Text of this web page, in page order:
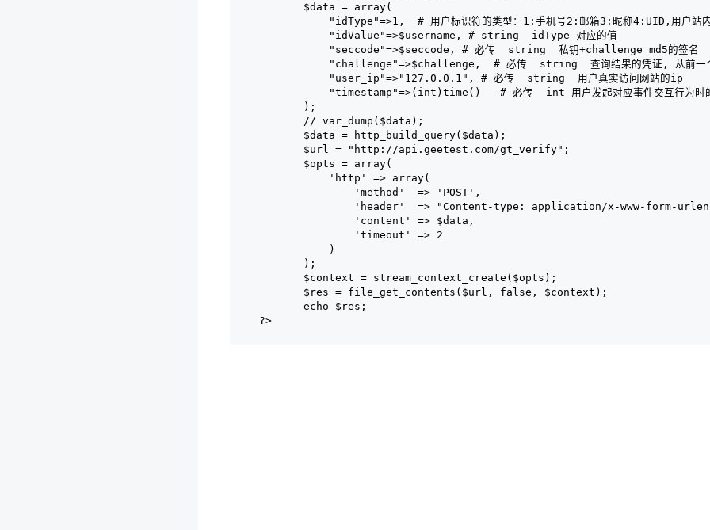
	$data = array(
"idType"=>1,  # 用户标识符的类型：1:手机号2:邮箱3:昵称4:UID,用户站
	    "idValue"=>$username, # string  idType 对应的值
	    "seccode"=>$seccode, # 必传  string  私钥+challenge md5的签名
"challenge"=>$challenge,  # 必传  string  查询结果的凭证, 从前一
	    "user_ip"=>"127.0.0.1", # 必传  string  用户真实访问网站的ip
"timestamp"=>(int)time()   # 必传  int 用户发起对应事件交互行为时
	);
	// var_dump($data);
	$data = http_build_query($data);
	$url = "http://api.geetest.com/gt_verify";
	$opts = array(
	    'http' => array(
	        'method'  => 'POST',
'header'  => "Content-type: application/x-www-form-
	        'content' => $data,
	        'timeout' => 2
	    )
	);
	$context = stream_context_create($opts);
	$res = file_get_contents($url, false, $context);
	echo $res;
?>